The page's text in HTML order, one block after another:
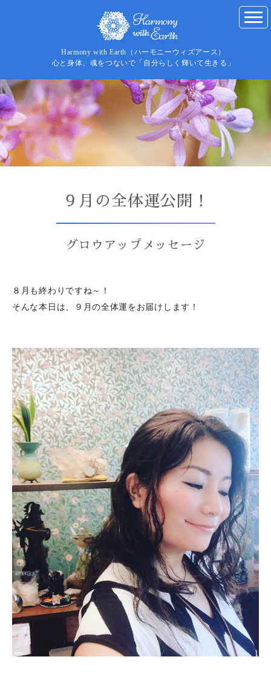
Harmony with Earth（ハーモニーウィズアース）
心と身体、魂をつないで「自分らしく輝いて生きる」
９月の全体運公開！
グロウアップメッセージ
８月も終わりですね～！
そんな本日は、９月の全体運をお届けします！